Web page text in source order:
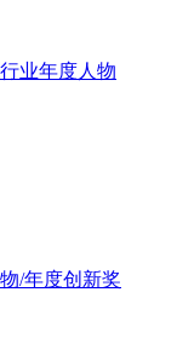
业年度人物
/年度创新奖